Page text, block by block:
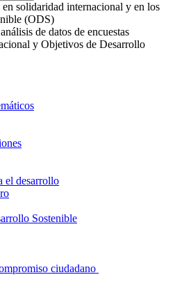
solidaridad internacional y en los
(ODS)
de datos de encuestas
y Objetivos de Desarrollo
el desarrollo
Sostenible
ciudadano